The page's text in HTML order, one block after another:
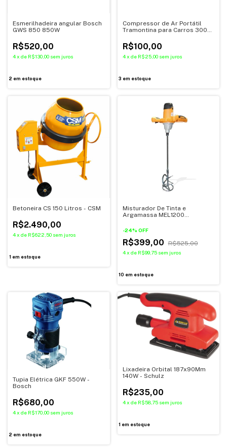
Esmerilhadeira angular Bosch
GWS 850 850W
R$520,00
4x de R$130,00 sem juros
2 em estoque
Compressor de Ar Portátil
Tramontina para Carros 300
R$100,00
4 x de R$25,00 sem juros
3 em estoque
Betoneira CS 150 Litros - CSM
R$2.490,00
4x de R$622,50 sem juros
1 em estoque
Misturador De Tinta e
Argamassa MEL1200
-24% OFF
R$399,00 R$525,00
4 x de R$99,75 sem juros
10 em estoque
Tupia Elétrica GKF 550W -
Bosch
R$680,00
4x de R$170,00 sem juros
2 em estoque
Lixadeira Orbital 187x90Mm
140W - Schulz
R$235,00
4 x de R$58,75 sem juros
1 em estoque